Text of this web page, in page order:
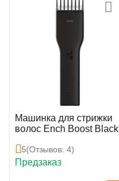
Машинка для стрижки
волос Ench Boost Black
5(Отзывов: 4)
Предзаказ